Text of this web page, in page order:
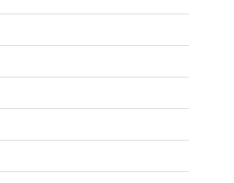
Juni 2022
Mai 2022
April 2022